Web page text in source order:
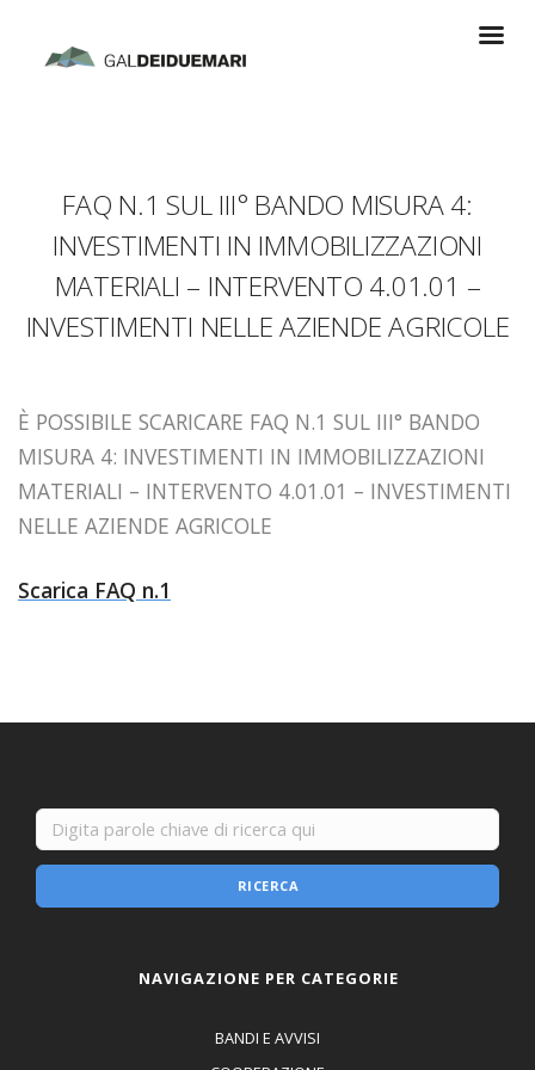
FAQ N.1 SUL III° BANDO MISURA 4:
INVESTIMENTI IN IMMOBILIZZAZIONI
MATERIALI – INTERVENTO 4.01.01 –
INVESTIMENTI NELLE AZIENDE AGRICOLE
È POSSIBILE SCARICARE FAQ N.1 SUL III° BANDO
MISURA 4: INVESTIMENTI IN IMMOBILIZZAZIONI
MATERIALI – INTERVENTO 4.01.01 – INVESTIMENTI
NELLE AZIENDE AGRICOLE
Scarica FAQ n.1
RICERCA
NAVIGAZIONE PER CATEGORIE
BANDI E AVVISI